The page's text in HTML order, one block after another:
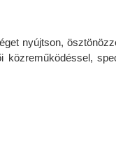
nyújtson,